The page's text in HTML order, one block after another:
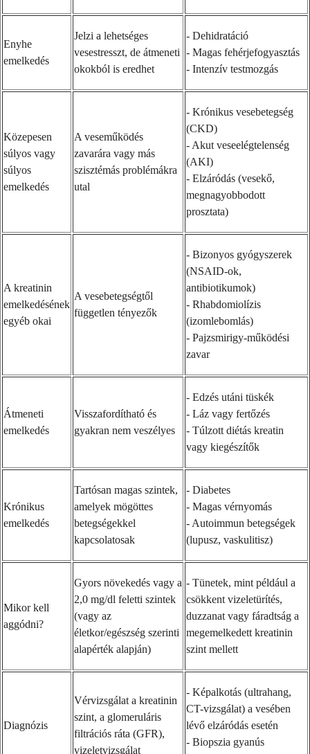
Enyhe
emelkedés
Jelzi a lehetséges
vesestresszt, de átmeneti
okokból is eredhet
- Dehidratáció
- Magas fehérjefogyasztás
- Intenzív testmozgás
Közepesen
súlyos vagy
súlyos
emelkedés
A veseműködés
zavarára vagy más
szisztémás problémákra
utal
- Krónikus vesebetegség
(CKD)
- Akut veseelégtelenség
(AKI)
- Elzáródás (vesekő,
megnagyobbodott
prosztata)
A kreatinin
emelkedésének
egyéb okai
A vesebetegségtől
független tényezők
- Bizonyos gyógyszerek
(NSAID-ok,
antibiotikumok)
- Rhabdomiolízis
(izomlebomlás)
- Pajzsmirigy-működési
zavar
Átmeneti
emelkedés
Visszafordítható és
gyakran nem veszélyes
- Edzés utáni tüskék
- Láz vagy fertőzés
- Túlzott diétás kreatin
vagy kiegészítők
Krónikus
emelkedés
Tartósan magas szintek,
amelyek mögöttes
betegségekkel
kapcsolatosak
- Diabetes
- Magas vérnyomás
- Autoimmun betegségek
(lupusz, vaskulitisz)
Mikor kell
aggódni?
Gyors növekedés vagy a
2,0 mg/dl feletti szintek
(vagy az
életkor/egészség szerinti
alapérték alapján)
- Tünetek, mint például a
csökkent vizeletürítés,
duzzanat vagy fáradtság a
megemelkedett kreatinin
szint mellett
Diagnózis
Vérvizsgálat a kreatinin
szint, a glomeruláris
filtrációs ráta (GFR),
vizeletvizsgálat
- Képalkotás (ultrahang,
CT-vizsgálat) a vesében
lévő elzáródás esetén
- Biopszia gyanús